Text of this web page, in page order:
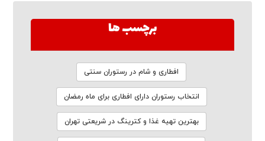
برچسب ها
افطاری و شام در رستوران سنتی
انتخاب رستوران دارای افطاری برای ماه رمضان
بهترین تهیه غذا و کترینگ در شریعتی تهران